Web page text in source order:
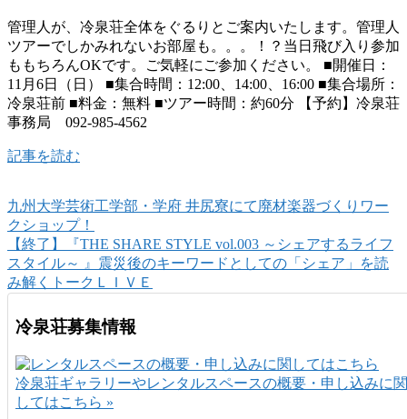
管理人が、冷泉荘全体をぐるりとご案内いたします。管理人
ツアーでしかみれないお部屋も。。。！？当日飛び入り参加
ももちろんOKです。ご気軽にご参加ください。 ■開催日：
11月6日（日） ■集合時間：12:00、14:00、16:00 ■集合場所：
冷泉荘前 ■料金：無料 ■ツアー時間：約60分 【予約】冷泉荘
事務局 092-985-4562
記事を読む
九州大学芸術工学部・学府 井尻寮にて廃材楽器づくりワー
クショップ！
【終了】『THE SHARE STYLE vol.003 ～シェアするライフ
スタイル～ 』震災後のキーワードとしての「シェア」を読
み解くトークＬＩＶＥ
冷泉荘募集情報
冷泉荘ギャラリーやレンタルスペースの概要・申し込みに関
してはこちら »